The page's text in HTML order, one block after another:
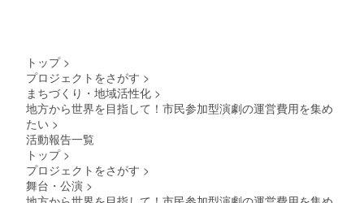
演時に
お届け
シャル
サポー
ルにお
お名前
を記載
ターと
リジナ
ル手ぬ
2024”
連絡方
ーー ●
トップ >
プロジェクトをさがす >
まちづくり・地域活性化 >
地方から世界を目指して！市民参加型演劇の運営費用を集め
たい >
活動報告一覧
トップ >
プロジェクトをさがす >
舞台・公演 >